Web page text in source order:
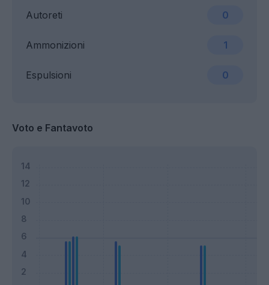
Ammonizioni 1
Espulsioni 0
Autoreti 0
Voto e Fantavoto